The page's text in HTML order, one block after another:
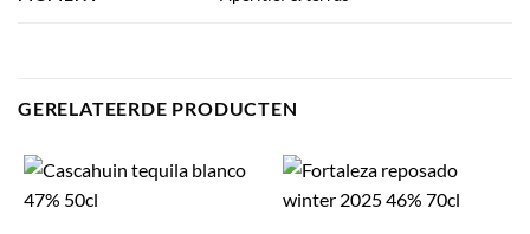
GERELATEERDE PRODUCTEN